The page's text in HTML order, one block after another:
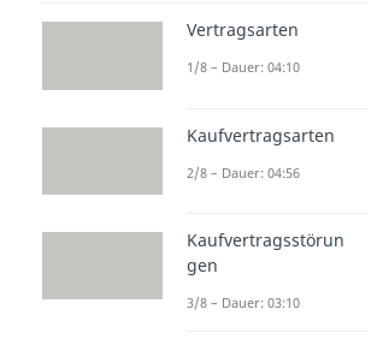
Darlehensverträgen
Schenkungen.
verschiedenen
duhier
Studyflix vernetzt:
einem anderen
Vertragsarten
1/8 – Dauer: 04:10
Kaufvertragsarten
2/8 – Dauer: 04:56
Kaufvertragsstörun
gen
3/8 – Dauer: 03:10